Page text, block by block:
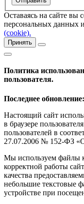
Оставаясь на сайте вы
персональных данных
(cookie).
Принять
Политика
пользователя.
Последнее
Настоящий сайт
в браузере
пользователей в
27.07.2006 № 152-ФЗ
Мы используем файлы
корректной работы
качества
небольшие текстовые
устройстве при